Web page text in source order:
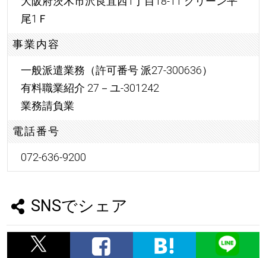
尾1Ｆ
事業内容
一般派遣業務（許可番号 派27-300636）
有料職業紹介 27－ユ-301242
業務請負業
電話番号
072-636-9200
SNSでシェア